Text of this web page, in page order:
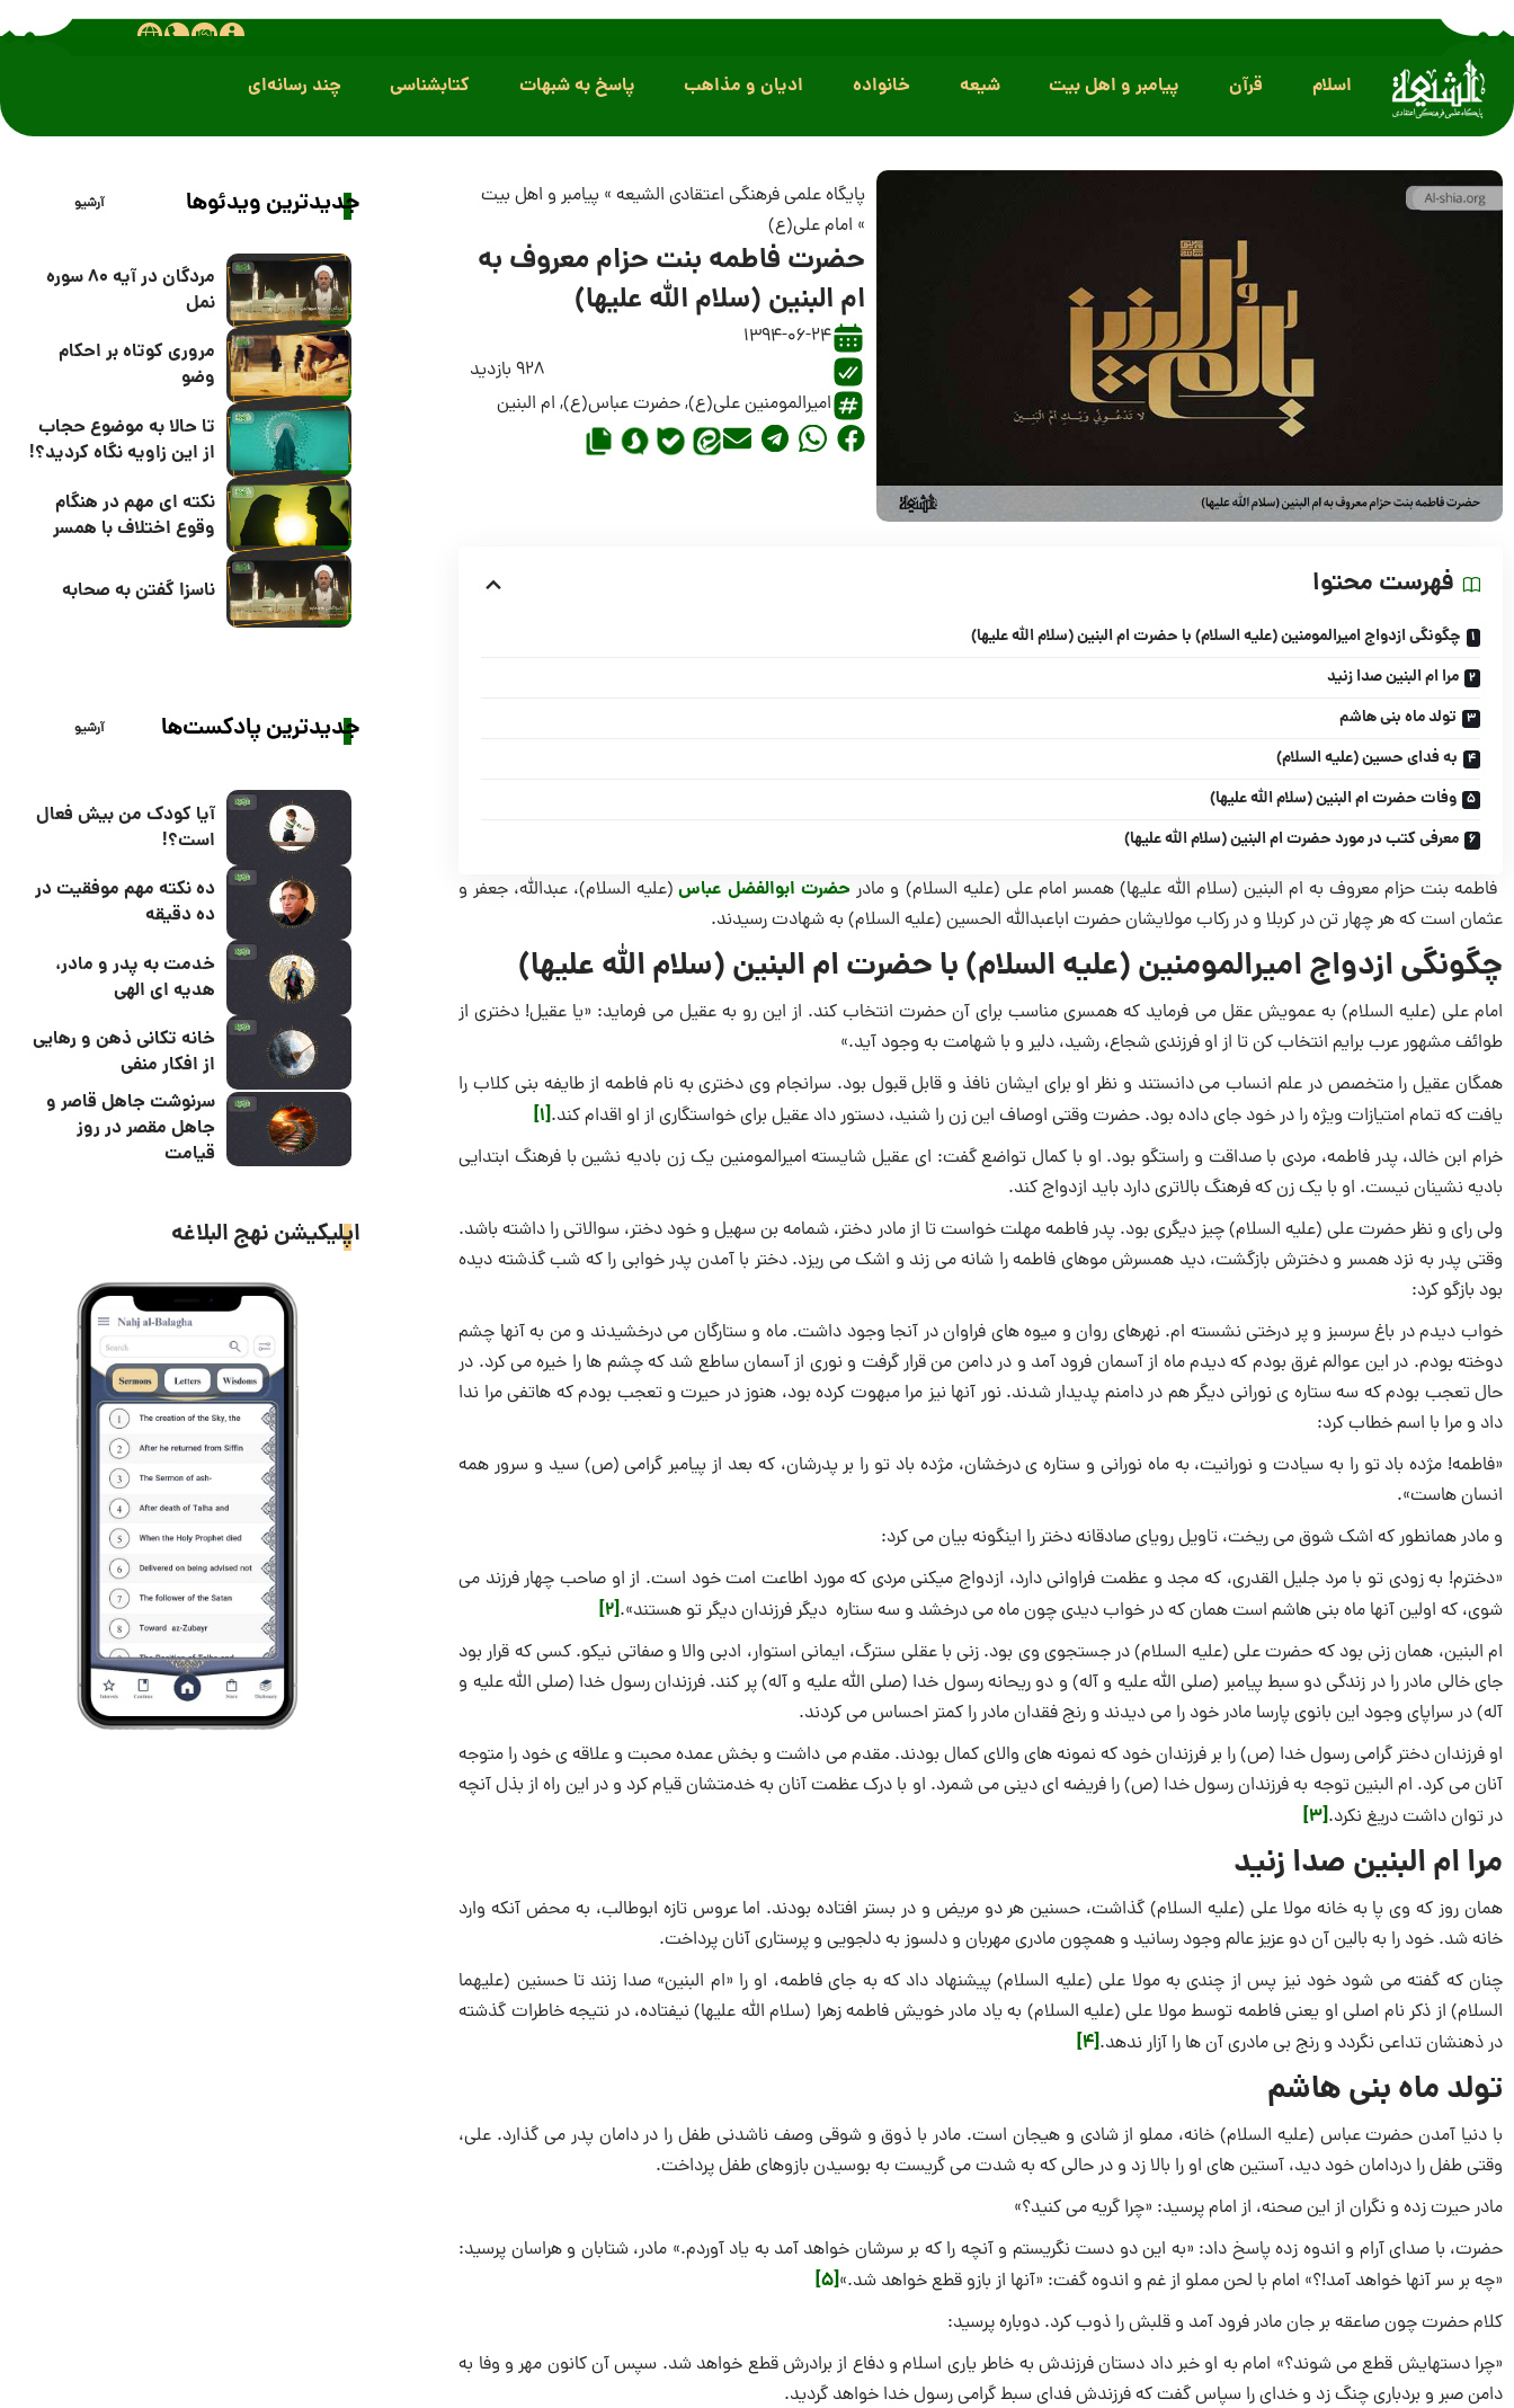
اسلام قرآن پیامبر و اهل بیت شیعه خانواده ادیان و مذاهب پاسخ به شبهات کتابشناسی چند رسانه‌ای
پایگاه علمی فرهنگی اعتقادی الشیعه »
پیامبر و اهل بیت
» امام علی(ع)
حضرت فاطمه بنت حزام معروف به
ام البنین (سلام الله علیها)
1394-06-24
928 بازدید
امیرالمومنین علی(ع) حضرت عباس(ع) ام البنین
فهرست محتوا
چگونگی ازدواج امیرالمومنین (علیه السلام) با حضرت ام البنین (سلام الله علیها)
مرا ام البنین صدا زنید
تولد ماه بنی هاشم
به فدای حسین (علیه السلام)
وفات حضرت ام البنین (سلام الله علیها)
معرفی کتب در مورد حضرت ام البنین (سلام الله علیها)
فاطمه بنت حزام معروف به ام البنین (سلام الله علیها) همسر امام علی (علیه السلام) و مادر حضرت ابوالفضل عباس (علیه السلام)، عبدالله، جعفر و
عثمان است که هر چهار تن در کربلا و در رکاب مولایشان حضرت اباعبدالله الحسین (علیه السلام) به شهادت رسیدند.
چگونگی ازدواج امیرالمومنین (علیه السلام) با حضرت ام البنین (سلام الله علیها)
امام علی (علیه السلام) به عمویش عقل می فرماید که همسری مناسب برای آن حضرت انتخاب کند. از این رو به عقیل می فرماید: «یا عقیل! دخترى از
طوائف مشهور عرب برایم انتخاب کن تا از او فرزندى شجاع، رشید، دلیر و با شهامت به وجود آید.»
همگان عقیل را متخصص در علم انساب مى دانستند و نظر او برای ایشان نافذ و قابل قبول بود. سرانجام وی دخترى به نام فاطمه از طایفه بنى کلاب را
یافت که تمام امتیازات ویژه را در خود جاى داده بود. حضرت وقتى اوصاف این زن را شنید، دستور داد عقیل براى خواستگارى از او اقدام کند. [1]
خرام ابن خالد، پدر فاطمه، مردى با صداقت و راستگو بود. او با کمال تواضع گفت: ای عقیل شایسته امیرالمومنین یک زن بادیه نشین با فرهنگ ابتدایی
بادیه نشینان نیست. او با یک زن که فرهنگ بالاتری دارد باید ازدواج کند.
ولى رای و نظر حضرت علی (علیه السلام) چیز دیگرى بود. پدر فاطمه مهلت خواست تا از مادر دختر، شمامه بن سهیل و خود دختر، سوالاتى را داشته باشد.
وقتى پدر به نزد همسر و دخترش بازگشت، دید همسرش موهاى فاطمه را شانه می زند و اشک مى ریزد. دختر با آمدن پدر خوابى را که شب گذشته دیده
بود بازگو کرد:
خواب دیدم در باغ سرسبز و پر درختى نشسته ام. نهرهاى روان و میوه هاى فراوان در آنجا وجود داشت. ماه و ستارگان می درخشیدند و من به آنها چشم
دوخته بودم. در این عوالم غرق بودم که دیدم ماه از آسمان فرود آمد و در دامن من قرار گرفت و نورى از آسمان ساطع شد که چشم ها را خیره مى کرد. در
حال تعجب بودم که سه ستاره ى نورانى دیگر هم در دامنم پدیدار شدند. نور آنها نیز مرا مبهوت کرده بود، هنوز در حیرت و تعجب بودم که هاتفى مرا ندا
داد و مرا با اسم خطاب کرد:
«فاطمه! مژده باد تو را به سیادت و نورانیت، به ماه نورانى و ستاره ى درخشان، مژده باد تو را بر پدرشان، که بعد از پیامبر گرامی (ص) سید و سرور همه
انسان هاست».
و مادر همانطور که اشک شوق می ریخت، تاویل رویاى صادقانه دختر را اینگونه بیان مى کرد:
«دخترم! به زودى تو با مرد جلیل القدری، که مجد و عظمت فراوانى دارد، ازدواج میکنى مردى که مورد اطاعت امت خود است. از او صاحب چهار فرزند می
شوی، که اولین آنها ماه بنى هاشم است همان که در خواب دیدى چون ماه مى درخشد و سه ستاره دیگر فرزندان دیگر تو هستند». [2]
ام البنین، همان زنى بود که حضرت علی (علیه السلام) در جستجوى وى بود. زنى با عقلى سترگ، ایمانى استوار، ادبى والا و صفاتى نیکو. کسى که قرار بود
جاى خالى مادر را در زندگى دو سبط پیامبر (صلی الله علیه و آله) و دو ریحانه رسول خدا (صلی الله علیه و آله) پر کند. فرزندان رسول خدا (صلی الله علیه و
آله) در سراپاى وجود این بانوى پارسا مادر خود را مى دیدند و رنج فقدان مادر را کمتر احساس می کردند.
او فرزندان دختر گرامى رسول خدا (ص) را بر فرزندان خود که نمونه هاى والاى کمال بودند. مقدم می داشت و بخش عمده محبت و علاقه ى خود را متوجه
آنان مى کرد. ام البنین توجه به فرزندان رسول خدا (ص) را فریضه اى دینى مى شمرد. او با درک عظمت آنان به خدمتشان قیام کرد و در این راه از بذل آنچه
در توان داشت دریغ نکرد. [3]
مرا ام البنین صدا زنید
همان روز که وى پا به خانه مولا على (علیه السلام) گذاشت، حسنین هر دو مریض و در بستر افتاده بودند. اما عروس تازه ابوطالب، به محض آنکه وارد
خانه شد. خود را به بالین آن دو عزیز عالم وجود رسانید و همچون مادرى مهربان و دلسوز به دلجویى و پرستارى آنان پرداخت.
چنان که گفته مى شود خود نیز پس از چندى به مولا على (علیه السلام) پیشنهاد داد که به جاى فاطمه، او را «ام البنین» صدا زنند تا حسنین (علیهما
السلام) از ذکر نام اصلى او یعنى فاطمه توسط مولا علی (علیه السلام) به یاد مادر خویش فاطمه زهرا (سلام الله علیها) نیفتاده، در نتیجه خاطرات گذشته
در ذهنشان تداعى نگردد و رنج بى مادرى آن ها را آزار ندهد. [4]
تولد ماه بنی هاشم
با دنیا آمدن حضرت عباس (علیه السلام) خانه، مملو از شادى و هیجان است. مادر با ذوق و شوقى وصف ناشدنى طفل را در دامان پدر مى گذارد. علی،
وقتى طفل را دردامان خود دید، آستین هاى او را بالا زد و در حالى که به شدت مى گریست به بوسیدن بازوهاى طفل پرداخت.
مادر حیرت زده و نگران از این صحنه، از امام پرسید: «چرا گریه مى کنید؟»
حضرت، با صداى آرام و اندوه زده پاسخ داد: «به این دو دست نگریستم و آنچه را که بر سرشان خواهد آمد به یاد آوردم.» مادر، شتابان و هراسان پرسید:
«چه بر سر آنها خواهد آمد!؟» امام با لحن مملو از غم و اندوه گفت: «آنها از بازو قطع خواهد شد.»[5]
کلام حضرت چون صاعقه بر جان مادر فرود آمد و قلبش را ذوب کرد. دوباره پرسید:
«چرا دستهایش قطع مى شوند؟» امام به او خبر داد دستان فرزندش به خاطر یارى اسلام و دفاع از برادرش قطع خواهد شد. سپس آن کانون مهر و وفا به
دامن صبر و بردبارى چنگ زد و خداى را سپاس گفت که فرزندش فداى سبط گرامى رسول خدا خواهد گردید.
جدیدترین ویدئوها آرشیو
مردگان در آیه 80 سوره
نمل
مروری کوتاه بر احکام
وضو
تا حالا به موضوع حجاب
از این زاویه نگاه کردید؟!
نکته ای مهم در هنگام
وقوع اختلاف با همسر
ناسزا گفتن به صحابه
جدیدترین پادکست‌ها آرشیو
آیا کودک من بیش فعال
است؟!
ده نکته مهم موفقیت در
ده دقیقه
خدمت به پدر و مادر،
هدیه ای الهی
خانه تکانی ذهن و رهایی
از افکار منفی
سرنوشت جاهل قاصر و
جاهل مقصر در روز
قیامت
اپلیکیشن نهج البلاغه